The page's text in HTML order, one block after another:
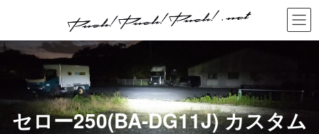
ン
ー
セロー250(BA-DG11J) カスタム